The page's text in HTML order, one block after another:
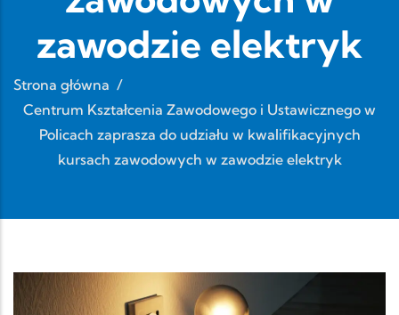
zawodzie elektryk
Strona główna /
Centrum Kształcenia Zawodowego i Ustawicznego w
Policach zaprasza do udziału w kwalifikacyjnych
kursach zawodowych w zawodzie elektryk